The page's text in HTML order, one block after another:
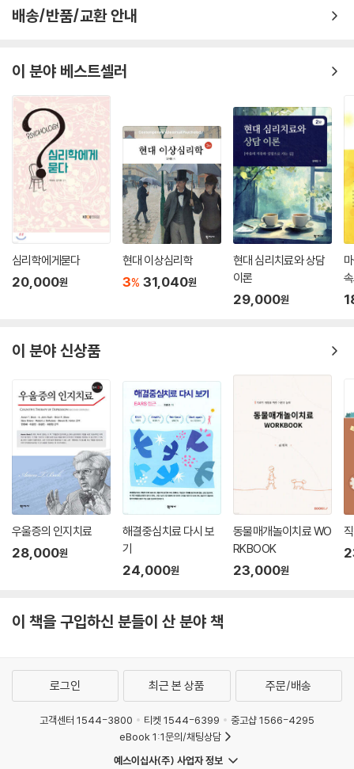
배송/반품/교환 안내
이 분야 베스트셀러
심리학에게묻다
20,000원
현대 이상심리학
3% 31,040원
현대 심리치료와 상담
이론
29,000원
이 분야 신상품
우울증의 인지치료
28,000원
해결중심치료 다시 보
기
24,000원
동물매개놀이치료 WO
RKBOOK
23,000원
이 책을 구입하신 분들이 산 분야 책
로그인 최근 본 상품 주문/배송
고객센터 1544-3800 티켓 1544-6399
중고샵 1566-4295
eBook 1:1문의/채팅상담
예스이십사(주) 사업자 정보